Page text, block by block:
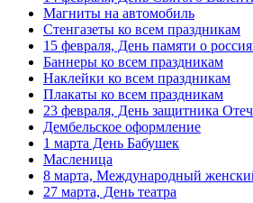
14 февраля, День Святого Валентина
15 февраля, День памяти о
россиянах...
Масленица
23 февраля, День защитника
Отечества
1 марта, День Бабушек
8 марта, Международный женский
Магниты на автомобиль
Стенгазеты ко всем праздникам
15 февраля, День памяти о
Баннеры ко всем праздникам
Наклейки ко всем праздникам
Плакаты ко всем праздникам
23 февраля, День защитника
Дембельское оформление
1 марта День Бабушек
Масленица
8 марта, Международный
27 марта, День театра